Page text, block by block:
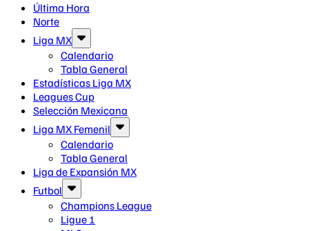
Última Hora
Norte
Liga MX
Calendario
Tabla General
Estadísticas Liga MX
Leagues Cup
Selección Mexicana
Liga MX Femenil
Calendario
Tabla General
Liga de Expansión MX
Futbol
Champions League
Ligue 1